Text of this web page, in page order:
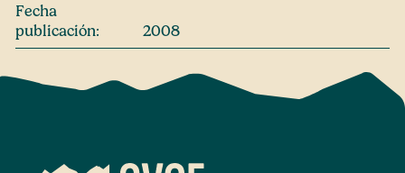
Fecha
publicación:
2008